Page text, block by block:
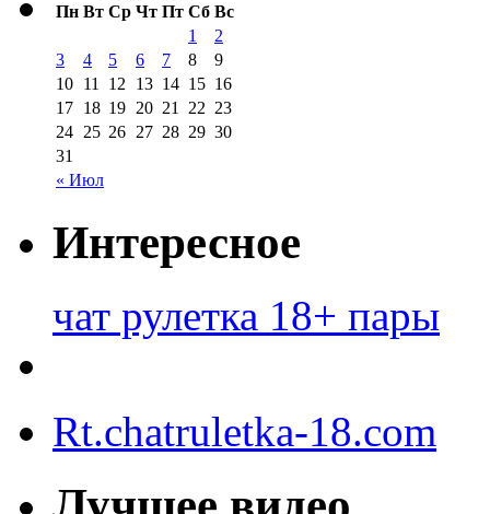
Пн Вт Ср Чт Пт Сб Вс
« Июл
1
2
3
4 5 6 7 8
9
10 11 12 13 14 15 16
17 18 19 20 21 22 23
24 25 26 27 28 29 30
31
Интересное
чат рулетка 18+ пары
Rt.chatruletka-18.com